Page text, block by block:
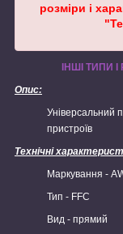
розміри і
ІНШІ ТИПИ
Опис:
Універсальний
пристроїв
Технічні
Маркування -
Тип - FFC
Вид - прямий